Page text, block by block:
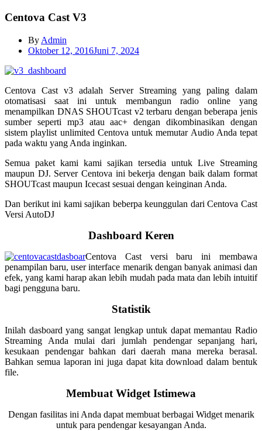
Centova Cast V3
By Admin
Oktober 12, 2016Juni 7, 2024
Centova Cast v3 adalah Server Streaming yang paling dalam
otomatisasi saat ini untuk membangun radio online yang
menampilkan DNAS SHOUTcast v2 terbaru dengan beberapa jenis
sumber seperti mp3 atau aac+ dengan dikombinasikan dengan
sistem playlist unlimited Centova untuk memutar Audio Anda tepat
pada waktu yang Anda inginkan.
Semua paket kami kami sajikan tersedia untuk Live Streaming
maupun DJ. Server Centova ini bekerja dengan baik dalam format
SHOUTcast maupun Icecast sesuai dengan keinginan Anda.
Dan berikut ini kami sajikan beberpa keunggulan dari Centova Cast
Versi AutoDJ
Dashboard Keren
Centova Cast versi baru ini membawa
penampilan baru, user interface menarik dengan banyak animasi dan
efek, yang kami harap akan lebih mudah pada mata dan lebih intuitif
bagi pengguna baru.
Statistik
Inilah dasboard yang sangat lengkap untuk dapat memantau Radio
Streaming Anda mulai dari jumlah pendengar sepanjang hari,
kesukaan pendengar bahkan dari daerah mana mereka berasal.
Bahkan semua laporan ini juga dapat kita download dalam bentuk
file.
Membuat Widget Istimewa
Dengan fasilitas ini Anda dapat membuat berbagai Widget menarik
untuk para pendengar kesayangan Anda.